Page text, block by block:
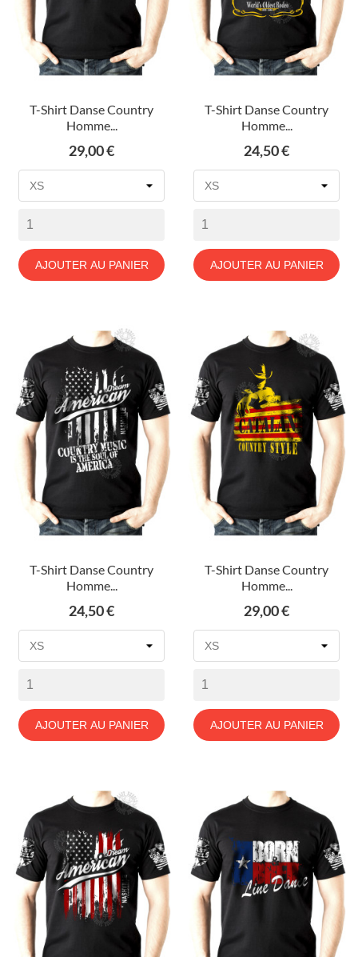
T-Shirt Danse Country
Homme...
Prix
29,00 €
AJOUTER AU PANIER
T-Shirt Danse Country
Homme...
Prix
24,50 €
AJOUTER AU PANIER
T-Shirt Danse Country
Homme...
Prix
24,50 €
AJOUTER AU PANIER
T-Shirt Danse Country
Homme...
Prix
29,00 €
AJOUTER AU PANIER